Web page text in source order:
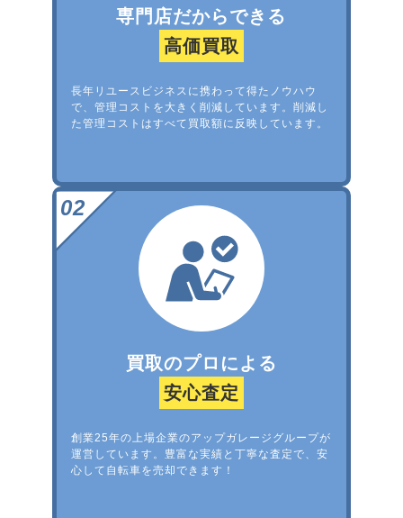
専門店だからできる
高価買取
長年リユースビジネスに携わって得たノウハウ
で、管理コストを大きく削減しています。削減し
た管理コストはすべて買取額に反映しています。
買取のプロによる
安心査定
創業25年の上場企業のアップガレージグループが
運営しています。豊富な実績と丁寧な査定で、安
心して自転車を売却できます！